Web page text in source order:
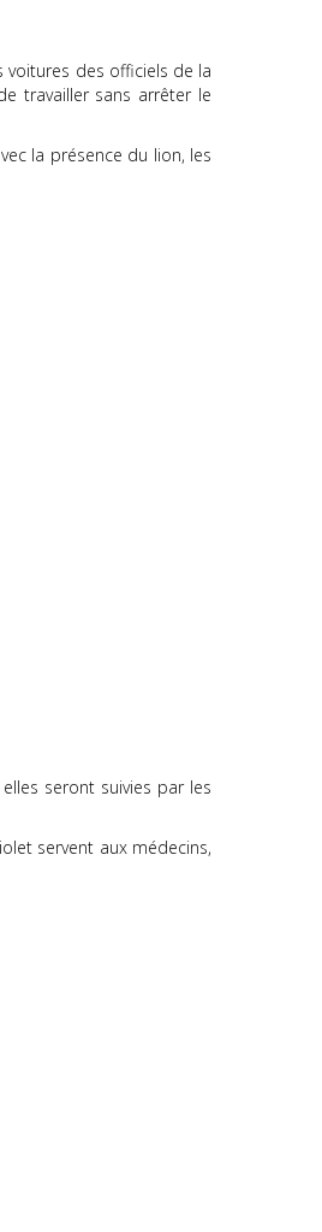
voitures des officiels de la
travailler sans arrêter le
la présence du lion, les
seront suivies par les
servent aux médecins,